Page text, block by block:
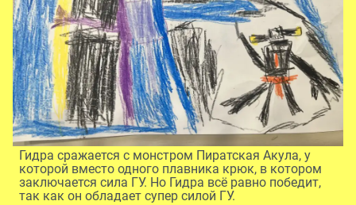
Гидра сражается с монстром Пиратская Акула, у
которой вместо одного плавника крюк, в котором
заключается сила ГУ. Но Гидра всё равно победит,
так как он обладает супер силой ГУ.